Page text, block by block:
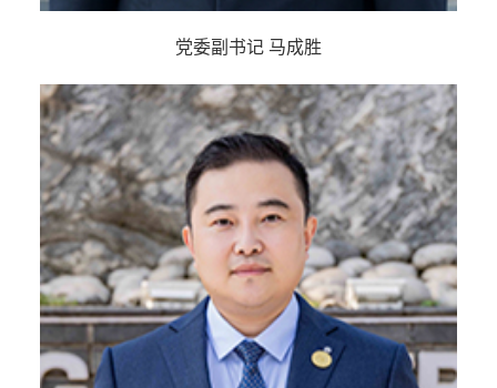
党委副书记 马成胜